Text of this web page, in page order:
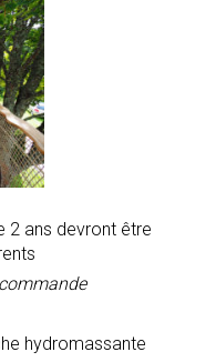
2 ans devront être
hydromassante